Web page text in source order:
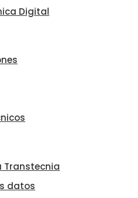
Digital
Transtecnia
datos